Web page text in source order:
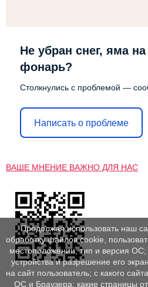
Не убран снег, яма
фонарь?
Столкнулись с проблемой —
Написать о проблеме
ВАШЕ МНЕНИЕ ВАЖНО ДЛЯ НАС
Продолжая использовать наш
обработку файлов cookie,
местоположении; тип и версия ОС;
устройства и разрешение его
на сайт пользователь; с какого
ОС и Браузера; какие страницы